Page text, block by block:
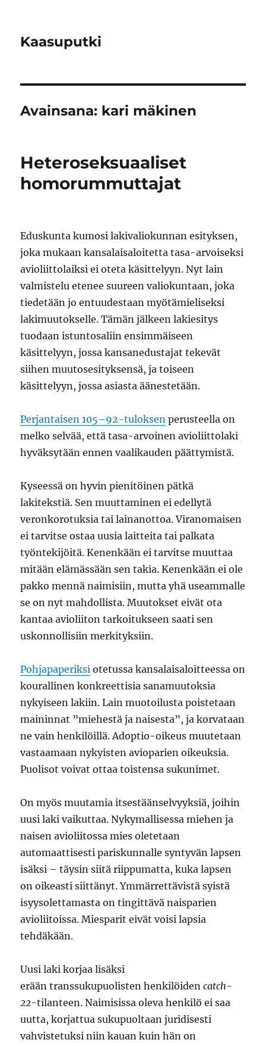
Kaasuputki
Avainsana: kari mäkinen
Heteroseksuaaliset
homorummuttajat
Eduskunta kumosi lakivaliokunnan esityksen,
joka mukaan kansalaisaloitetta tasa-arvoiseksi
avioliittolaiksi ei oteta käsittelyyn. Nyt lain
valmistelu etenee suureen valiokuntaan, joka
tiedetään jo entuudestaan myötämieliseksi
lakimuutokselle. Tämän jälkeen lakiesitys
tuodaan istuntosaliin ensimmäiseen
käsittelyyn, jossa kansanedustajat tekevät
siihen muutosesityksensä, ja toiseen
käsittelyyn, jossa asiasta äänestetään.
Perjantaisen 105–92-tuloksen perusteella on
melko selvää, että tasa-arvoinen avioliittolaki
hyväksytään ennen vaalikauden päättymistä.
Kyseessä on hyvin pienitöinen pätkä
lakitekstiä. Sen muuttaminen ei edellytä
veronkorotuksia tai lainanottoa. Viranomaisen
ei tarvitse ostaa uusia laitteita tai palkata
työntekijöitä. Kenenkään ei tarvitse muuttaa
mitään elämässään sen takia. Kenenkään ei ole
pakko mennä naimisiin, mutta yhä useammalle
se on nyt mahdollista. Muutokset eivät ota
kantaa avioliiton tarkoitukseen saati sen
uskonnollisiin merkityksiin.
Pohjapaperiksi otetussa kansalaisaloitteessa on
kourallinen konkreettisia sanamuutoksia
nykyiseen lakiin. Lain muotoilusta poistetaan
maininnat ”miehestä ja naisesta”, ja korvataan
ne vain henkilöillä. Adoptio-oikeus muutetaan
vastaamaan nykyisten avioparien oikeuksia.
Puolisot voivat ottaa toistensa sukunimet.
On myös muutamia itsestäänselvyyksiä, joihin
uusi laki vaikuttaa. Nykymallisessa miehen ja
naisen avioliitossa mies oletetaan
automaattisesti pariskunnalle syntyvän lapsen
isäksi – täysin siitä riippumatta, kuka lapsen
on oikeasti siittänyt. Ymmärrettävistä syistä
isyysolettamasta on tingittävä naisparien
avioliitoissa. Miesparit eivät voisi lapsia
tehdäkään.
Uusi laki korjaa lisäksi
erään transsukupuolisten henkilöidencatch-
22-tilanteen. Naimisissa oleva henkilö ei saa
uutta, korjattua sukupuoltaan juridisesti
vahvistetuksi niin kauan kuin hän on